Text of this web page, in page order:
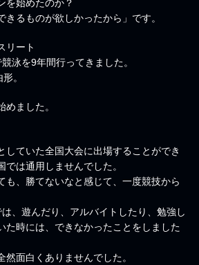
を始めたのか？
るものが欲しかったから」です。
リート
泳を9年間行ってきました。
。
ました。
していた全国大会に出場することができ
では通用しませんでした。
も、勝てないなと感じて、一度競技から
、遊んだり、アルバイトしたり、勉強し
た時には、できなかったことをしました
面白くありませんでした。